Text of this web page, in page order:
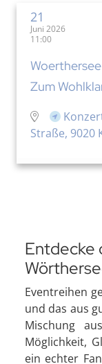
21
Juni 2026
11:00
Zum
Straße, 9020
Entdecke
Eventreihen
und das aus
Mischung
Möglichkeit,
ein echter